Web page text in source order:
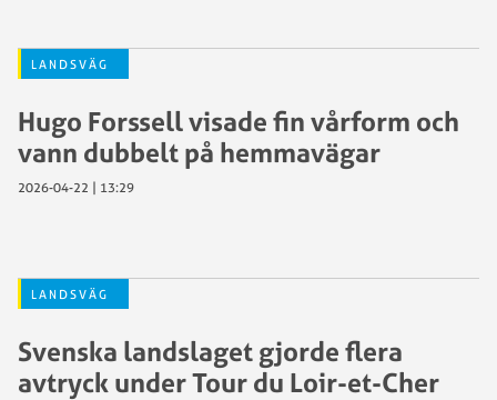
LANDSVÄG
Hugo Forssell visade fin vårform och
vann dubbelt på hemmavägar
2026-04-22 | 13:29
LANDSVÄG
Svenska landslaget gjorde flera
avtryck under Tour du Loir-et-Cher